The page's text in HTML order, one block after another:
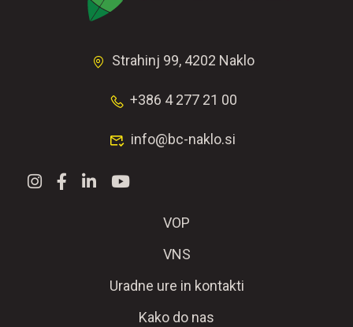
Strahinj 99, 4202 Naklo
+386 4 277 21 00
info@bc-naklo.si
VOP
VNS
Uradne ure in kontakti
Kako do nas